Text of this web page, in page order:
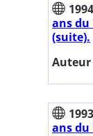
1994
ans du
(suite).
Auteur
1993
ans du